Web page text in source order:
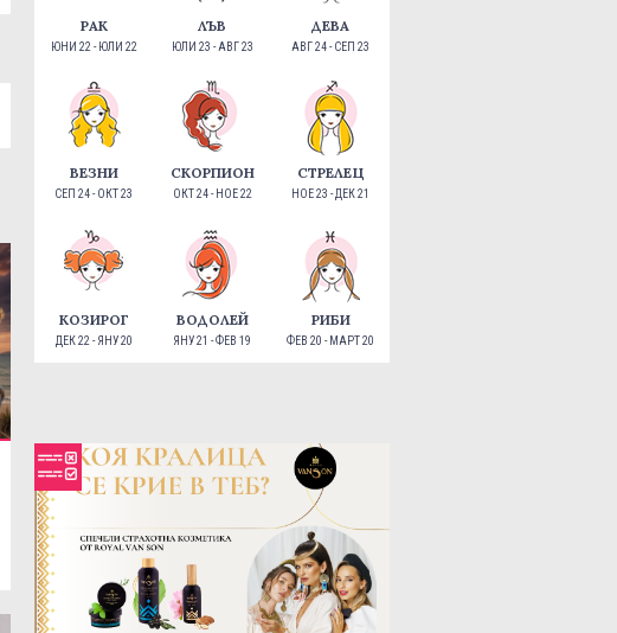
РАК
ЮНИ 22 - ЮЛИ 22
ЛЪВ
ЮЛИ 23 - АВГ 23
ДЕВА
АВГ 24 - СЕП 23
ВЕЗНИ
СЕП 24 - ОКТ 23
СКОРПИОН
ОКТ 24 - НОЕ 22
СТРЕЛЕЦ
НОЕ 23 - ДЕК 21
КОЗИРОГ
ДЕК 22 - ЯНУ 20
ВОДОЛЕЙ
ЯНУ 21 - ФЕВ 19
РИБИ
ФЕВ 20 - МАРТ 20